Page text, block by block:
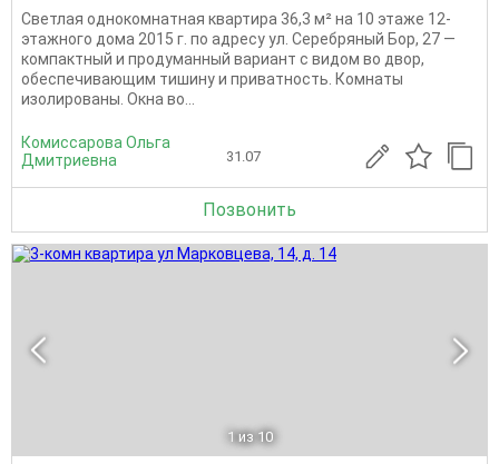
Светлая однокомнатная квартира 36,3 м² на 10 этаже 12-
этажного дома 2015 г. по адресу ул. Серебряный Бор, 27 —
компактный и продуманный вариант с видом во двор,
обеспечивающим тишину и приватность. Комнаты
изолированы. Окна во...
Комиссарова Ольга
Дмитриевна
31.07
Позвонить
1 из 10